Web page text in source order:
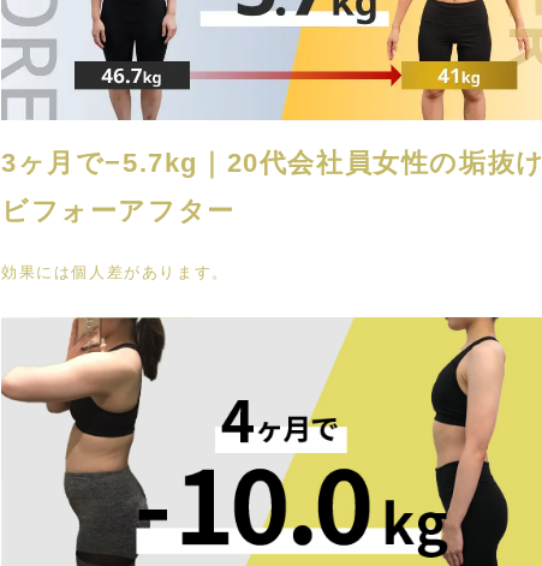
3ヶ月で−5.7kg｜20代会社員女性の垢抜け
ビフォーアフター
効果には個人差があります。